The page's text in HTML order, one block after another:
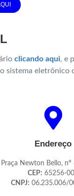
clicando aqui, e
sistema
Endereço
Praça Newton Bello, nº
CEP: 65256-
CNPJ: 06.235.006/